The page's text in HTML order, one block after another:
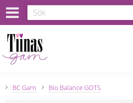
BC Garn Bio Balance GOTS